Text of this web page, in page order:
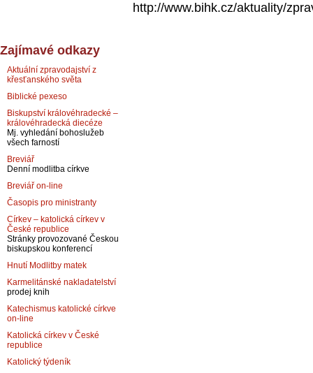
http://www.bihk.cz/aktuality/
Zajímavé odkazy
Aktuální zpravodajství z
křesťanského světa
Biblické pexeso
Biskupství královéhradecké –
královéhradecká diecéze
Mj. vyhledání bohoslužeb
všech farností
Breviář
Denní modlitba církve
Breviář on-line
Časopis pro ministranty
Církev – katolická církev v
České republice
Stránky provozované Českou
biskupskou konferencí
Hnutí Modlitby matek
Karmelitánské nakladatelství
prodej knih
Katechismus katolické církve
on-line
Katolická církev v České
republice
Katolický týdeník